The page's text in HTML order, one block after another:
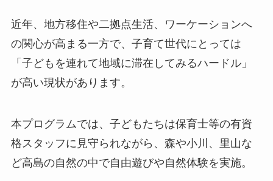
近年、地方移住や二拠点生活、ワーケーションへ
の関心が高まる一方で、子育て世代にとっては
「子どもを連れて地域に滞在してみるハードル」
が高い現状があります。
本プログラムでは、子どもたちは保育士等の有資
格スタッフに見守られながら、森や小川、里山な
ど高島の自然の中で自由遊びや自然体験を実施。